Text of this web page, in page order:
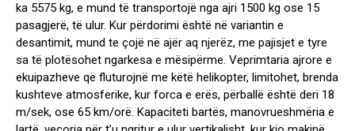
ka 5575 kg, e mund të transportojë nga ajri 1500 kg ose 15
pasagjerë, të ulur. Kur përdorimi është në variantin e
desantimit, mund te çojë në ajër aq njerëz, me pajisjet e tyre
sa të plotësohet ngarkesa e mësipërme. Veprimtaria ajrore e
ekuipazheve që fluturojnë me këtë helikopter, limitohet, brenda
kushteve atmosferike, kur forca e erës, përballë është deri 18
m/sek, ose 65 km/orë. Kapaciteti bartës, manovrueshmëria e